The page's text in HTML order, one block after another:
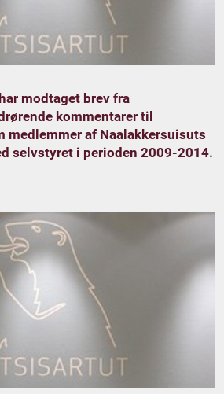
modtaget brev fra
kommentarer til
medlemmer af Naalakkersuisuts
selvstyret i perioden 2009-2014.